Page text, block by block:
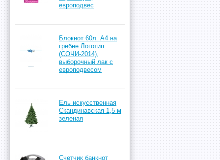
европодвес
Блокнот 60л. А4 на
гребне Логотип
(СОЧИ-2014),
выборочный лак с
европодвесом
Ель искусственная
Скандинавская 1,5 м
зеленая
Счетчик банкнот